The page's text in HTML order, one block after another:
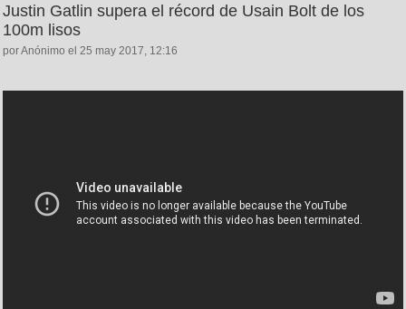
Justin Gatlin supera el récord de Usain Bolt de los
100m lisos
por Anónimo el 25 may 2017, 12:16